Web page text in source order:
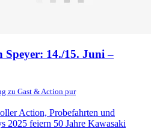
Speyer: 14./15. Juni –
zu Gast & Action pur
Action, Probefahrten und
2025 feiern 50 Jahre Kawasaki